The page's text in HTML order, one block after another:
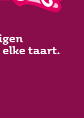
elke taart.